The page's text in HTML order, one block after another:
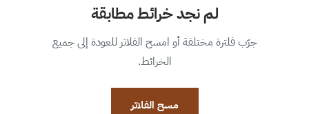
لم نجد خرائط مطابقة
جرّب فلترة مختلفة أو امسح الفلاتر للعودة إلى جميع
الخرائط.
مسح الفلاتر